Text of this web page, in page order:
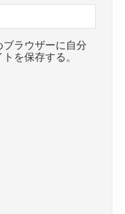
ラウザーに自分
を保存する。